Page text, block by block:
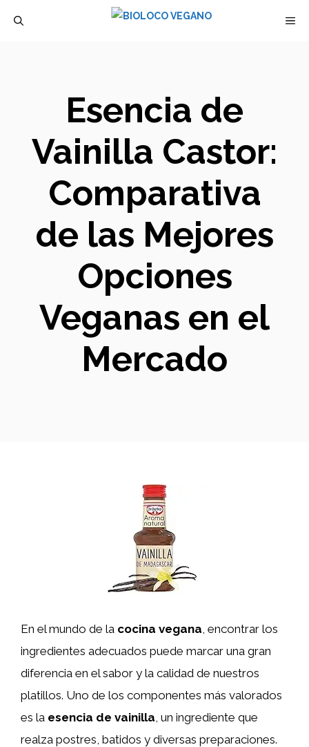
Esencia de
Vainilla Castor:
Comparativa
de las Mejores
Opciones
Veganas en el
Mercado
En el mundo de la cocina vegana, encontrar los
ingredientes adecuados puede marcar una gran
diferencia en el sabor y la calidad de nuestros
platillos. Uno de los componentes más valorados
es la esencia de vainilla, un ingrediente que
realza postres, batidos y diversas preparaciones.